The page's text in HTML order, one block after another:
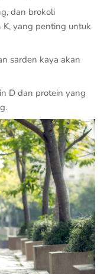
dan brokoli
yang penting untuk
sarden kaya akan
D dan protein yang